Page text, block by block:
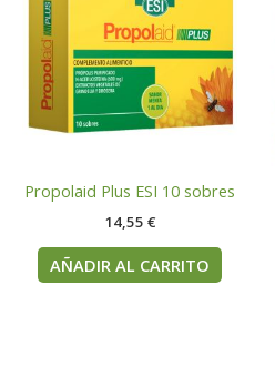
Propolaid Plus ESI 10 sobres
14,55 €
AÑADIR AL CARRITO